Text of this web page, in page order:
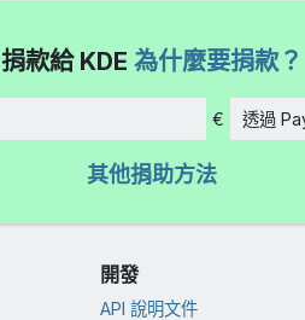
捐款給 KDE 為什麼要捐款？
€ 透過
其他捐助方法
開發
API 說明文件